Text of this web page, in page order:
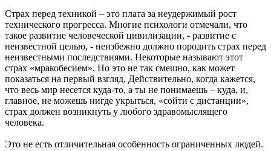
Страх перед техникой – это плата за неудержимый рост
технического прогресса. Многие психологи отмечали, что
такое развитие человеческой цивилизации, - развитие с
неизвестной целью, - неизбежно должно породить страх перед
неизвестными последствиями. Некоторые называют этот
страх «мракобесием». Но это не так смешно, как может
показаться на первый взгляд. Действительно, когда кажется,
что весь мир несется куда-то, а ты не понимаешь – куда, и,
главное, не можешь нигде укрыться, «сойти с дистанции»,
страх должен возникнуть у любого здравомыслящего
человека.
Это не есть отличительная особенность ограниченных людей.